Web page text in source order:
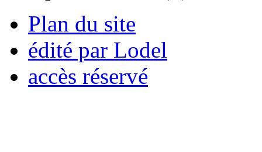
Plan du site
édité par Lodel
accès réservé